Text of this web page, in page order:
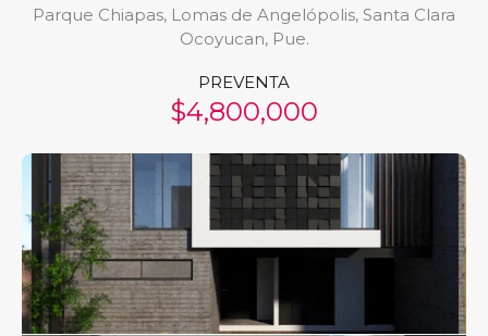
Parque Chiapas, Lomas de Angelópolis, Santa Clara
Ocoyucan, Pue.
PREVENTA
$4,800,000